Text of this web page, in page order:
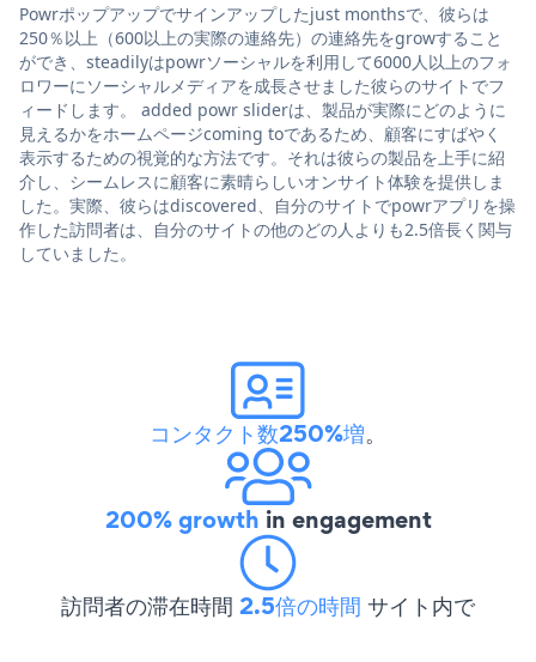
Powrポップアップでサインアップしたjust monthsで、彼らは
250％以上（600以上の実際の連絡先）の連絡先をgrowすること
ができ、steadilyはpowrソーシャルを利用して6000人以上のフォ
ロワーにソーシャルメディアを成長させました彼らのサイトでフ
ィードします。 added powr sliderは、製品が実際にどのように
見えるかをホームページcoming toであるため、顧客にすばやく
表示するための視覚的な方法です。それは彼らの製品を上手に紹
介し、シームレスに顧客に素晴らしいオンサイト体験を提供しま
した。実際、彼らはdiscovered、自分のサイトでpowrアプリを操
作した訪問者は、自分のサイトの他のどの人よりも2.5倍長く関与
していました。
コンタクト数250%増。
200% growth in engagement
訪問者の滞在時間 2.5倍の時間 サイト内で